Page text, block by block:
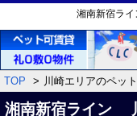
湘南新宿ラ
TOP 川崎エリアのペッ
湘南新宿ライン